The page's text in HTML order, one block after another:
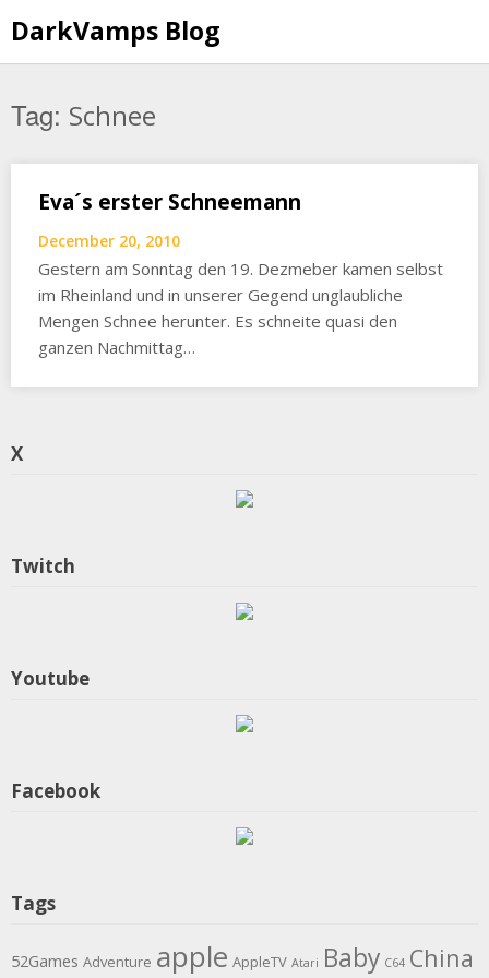
to
content
DarkVamps Blog
Tag: Schnee
Eva´s erster Schneemann
December 20, 2010
Gestern am Sonntag den 19. Dezmeber kamen selbst
im Rheinland und in unserer Gegend unglaubliche
Mengen Schnee herunter. Es schneite quasi den
ganzen Nachmittag…
X
Twitch
Youtube
Facebook
Tags
52Games Adventure apple AppleTV Atari Baby C64 China